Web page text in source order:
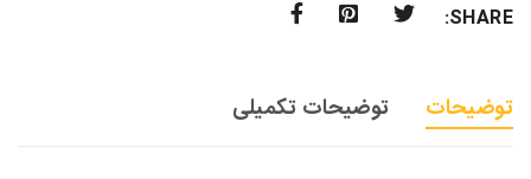
SHARE:
توضیحات توضیحات تکمیلی